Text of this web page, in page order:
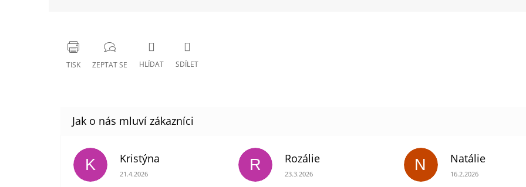
TISK ZEPTAT SE HLÍDAT SDÍLET
K Kristýna
Hodnocení obchodu je 5 z 5 hvězdiček.
21.4.2026 R Rozálie
Hodnocení obchodu je 3 z 5 hvězdiček.
23.3.2026 N Natálie
Hodnocení obchodu je
16.2.2026